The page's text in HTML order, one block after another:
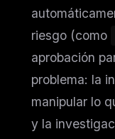
riesgo (como
aprobación
problema: la
manipular lo
y la